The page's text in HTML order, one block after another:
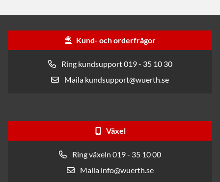
Kund- och orderfrågor
Ring kundsupport 019 - 35 10 30
Maila kundsupport@wuerth.se
Växel
Ring växeln 019 - 35 10 00
Maila info@wuerth.se